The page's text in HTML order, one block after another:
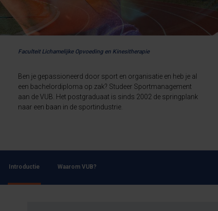
Faculteit Lichamelijke Opvoeding en Kinesitherapie
Ben je gepassioneerd door sport en organisatie en heb je al
een bachelordiploma op zak? Studeer Sportmanagement
aan de VUB. Het postgraduaat is sinds 2002 de springplank
naar een baan in de sportindustrie.
Introductie Waarom VUB?